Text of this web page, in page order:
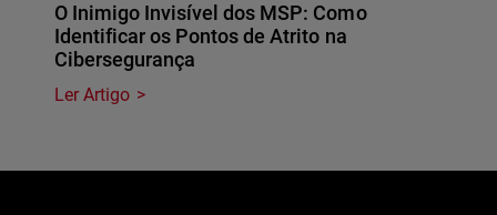
O Inimigo Invisível dos MSP: Como
Identificar os Pontos de Atrito na
Cibersegurança
Ler Artigo